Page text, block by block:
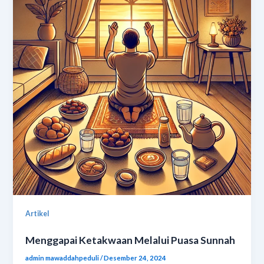
Artikel
Menggapai Ketakwaan Melalui Puasa Sunnah
admin mawaddahpeduli/Desember 24, 2024